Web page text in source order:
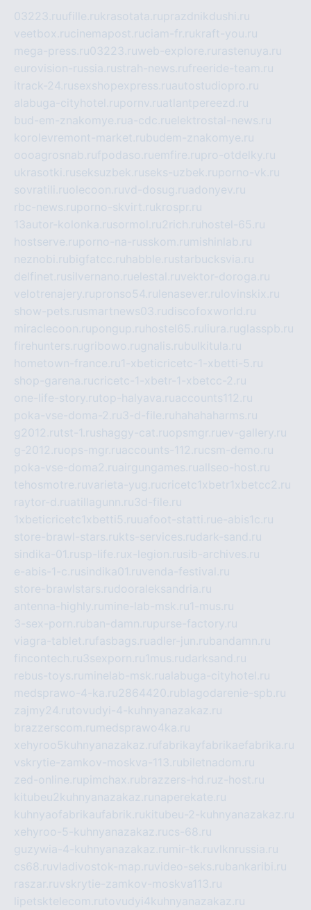
03223.ruufille.rukrasotata.ruprazdnikdushi.ru
veetbox.rucinemapost.ruciam-fr.rukraft-you.ru
mega-press.ru03223.ruweb-explore.ru rastenuya.ru
eurovision-russia.rustrah-news.rufreeride-team.ru
itrack-24.rusexshopexpress.ruautostudiopro.ru
alabuga-cityhotel.rupornv.ruatlantpereezd.ru
bud-em-znakomye.rua-cdc.ruelektrostal-news.ru
korolevremont-market.rubudem-znakomye.ru
oooagrosnab.rufpodaso.ruemfire.rupro-otdelky.ru
ukrasotki.ruseksuzbek.ruseks-uzbek.ruporno-vk.ru
sovratili.ruolecoon.ruvd-dosug.ruadonyev.ru
rbc-news.ruporno-skvirt.rukrospr.ru
13autor-kolonka.rusormol.ru2rich.ru hostel-65.ru
hostserve.ruporno-na-russkom.ru mishinlab.ru
neznobi.rubigfatcc.ru habble.rustarbucksvia.ru
delfinet.rusilvernano.ruelestal.ruvektor-doroga.ru
velotrenajery.rupronso54.ru lenasever.ru lovinskix.ru
show-pets.rusmartnews03.rudiscofoxworld.ru
miraclecoon.rupongup.ru hostel65.ru liura.ruglasspb.ru
firehunters.rugribowo.rugnalis.rubulkitula.ru
hometown-france.ru1-xbeticricetc-1-xbetti-5.ru
shop-garena.rucricetc-1-xbetr-1-xbetcc-2.ru
one-life-story.rutop-halyava.ruaccounts112.ru
poka-vse-doma-2.ru3-d-file.ru hahahaharms.ru
g2012.rutst-1.rushaggy-cat.ruopsmgr.ruev-gallery.ru
g-2012.ruops-mgr.ruaccounts-112.rucsm-demo.ru
poka-vse-doma2.ruairgungames.ruallseo-host.ru
tehosmotre.ruvarieta-yug.rucricetc1xbetr1xbetcc2.ru
raytor-d.ruatillagunn.ru3d-file.ru
1xbeticricetc1xbetti5.ruuafoot-statti.rue-abis1c.ru
store-brawl-stars.rukts-services.rudark-sand.ru
sindika-01.rusp-life.rux-legion.rusib-archives.ru
e-abis-1-c.rusindika01.ruvenda-festival.ru
store-brawlstars.rudooraleksandria.ru
antenna-highly.ru mine-lab-msk.ru1-mus.ru
3-sex-porn.ruban-damn.rupurse-factory.ru
viagra-tablet.rufasbags.ruadler-jun.rubandamn.ru
fincontech.ru3sexporn.ru1mus.rudarksand.ru
rebus-toys.ru minelab-msk.rualabuga-cityhotel.ru
medsprawo-4-ka.ru2864420.rublagodarenie-spb.ru
zajmy24.rutovudyi-4-kuhnyanazakaz.ru
brazzerscom.ru medsprawo4ka.ru
xehyroo5kuhnyanazakaz.rufabrikayfabrikaefabrika.ru
vskrytie-zamkov-moskva-113.rubiletnadom.ru
zed-online.rupimchax.rubrazzers-hd.ruz-host.ru
kitubeu2kuhnyanazakaz.ru naperekate.ru
kuhnyaofabrikaufabrik.rukitubeu-2-kuhnyanazakaz.ru
xehyroo-5-kuhnyanazakaz.rucs-68.ru
guzywia-4-kuhnyanazakaz.ru mir-tk.ruvlknrussia.ru
cs68.ruvladivostok-map.ruvideo-seks.rubankaribi.ru
raszar.ruvskrytie-zamkov-moskva113.ru
lipetsktelecom.rutovudyi4kuhnyanazakaz.ru